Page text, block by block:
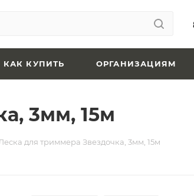
КАК КУПИТЬ ОРГАНИЗАЦИЯМ
3мм, 15м
Леска для триммера Звездочка, 3мм, 15м